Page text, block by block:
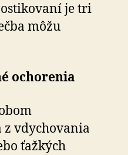
je tri
môžu
ochorenia
z vdychovania
ťažkých